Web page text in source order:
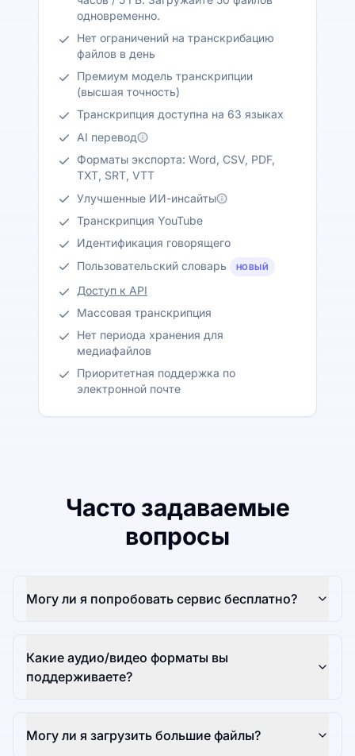
одновременно.
Нет ограничений на транскрибацию
файлов в день
Премиум модель транскрипции
(высшая точность)
Транскрипция доступна на 63 языках
AI перевод
Форматы экспорта: Word, CSV, PDF,
TXT, SRT, VTT
Улучшенные ИИ-инсайты
Транскрипция YouTube
Идентификация говорящего
Пользовательский словарь
НОВЫЙ
Доступ к API
Массовая транскрипция
Нет периода хранения для
медиафайлов
Приоритетная поддержка по
электронной почте
Часто задаваемые
вопросы
Могу ли я попробовать сервис бесплатно?
Какие аудио/видео форматы вы
поддерживаете?
Могу ли я загрузить большие файлы?